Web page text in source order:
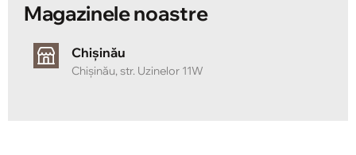
Magazinele noastre
Chișinău
Chișinău, str. Uzinelor 11W